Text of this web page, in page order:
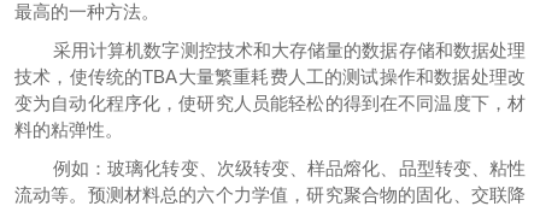
最高的一种方法。
采用计算机数字测控技术和大存储量的数据存储和数据处理
技术，使传统的TBA大量繁重耗费人工的测试操作和数据处理改
变为自动化程序化，使研究人员能轻松的得到在不同温度下，材
料的粘弹性。
例如：玻璃化转变、次级转变、样品熔化、品型转变、粘性
流动等。预测材料总的六个力学值，研究聚合物的固化、交联降